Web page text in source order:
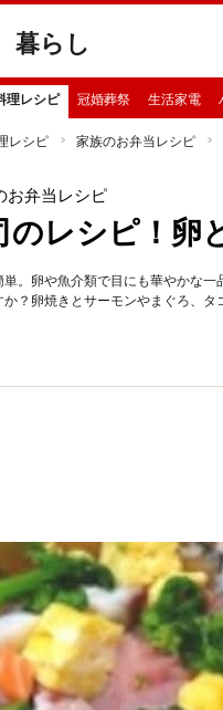
暮らし
理レシピ 冠婚葬祭 生活家電
レシピ 家族のお弁当レシピ
お弁当レシピ
のレシピ！卵
。卵や魚介類で目にも華やかな
？卵焼きとサーモンやまぐろ、